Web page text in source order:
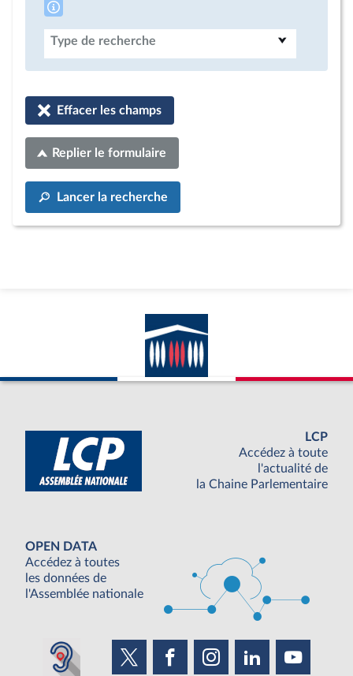
Type de recherche
Effacer les champs
Replier le formulaire
Lancer la recherche
LCP
Accédez à toute
l'actualité de
la Chaine Parlementaire
OPEN DATA
Accédez à toutes
les données de
l'Assemblée nationale